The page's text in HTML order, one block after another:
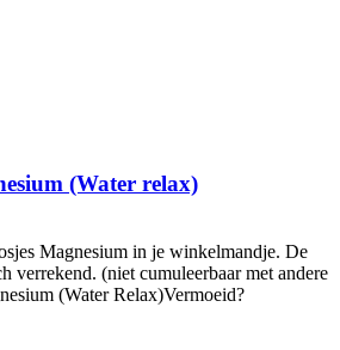
(Water relax)
Magnesium in je winkelmandje. De
verrekend. (niet cumuleerbaar met andere
(Water Relax)Vermoeid?